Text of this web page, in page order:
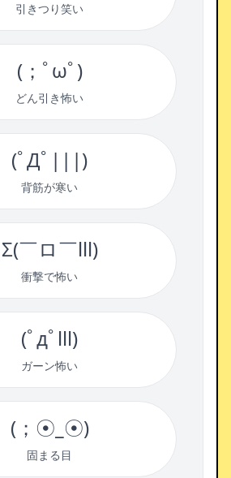
引きつり笑い
(；ﾟωﾟ)
どん引き怖い
(ﾟДﾟ|||)
背筋が寒い
Σ(￣ロ￣lll)
衝撃で怖い
(ﾟдﾟlll)
ガーン怖い
(；☉_☉)
固まる目